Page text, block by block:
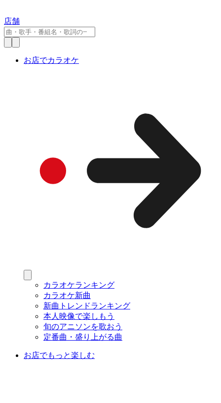
店舗
お店でカラオケ
カラオケランキング
カラオケ新曲
新曲トレンドランキング
本人映像で楽しもう
旬のアニソンを歌おう
定番曲・盛り上がる曲
お店でもっと楽しむ